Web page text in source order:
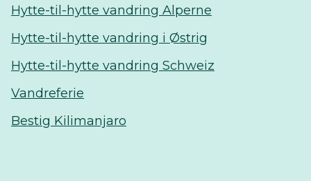
Hytte-til-hytte vandring Alperne
Hytte-til-hytte vandring i Østrig
Hytte-til-hytte vandring Schweiz
Vandreferie
Bestig Kilimanjaro